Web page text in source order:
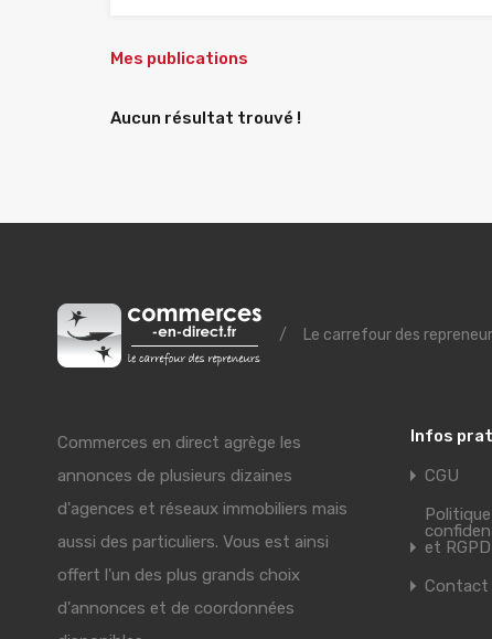
Mes publications
Aucun résultat trouvé !
/ Le carrefour des
Commerces en direct agrège les
annonces de plusieurs dizaines
d'agences et réseaux immobiliers mais
aussi des particuliers. Vous est ainsi
offert l'un des plus grands choix
d'annonces et de coordonnées
Infos
CGU
et RGPD
Contact